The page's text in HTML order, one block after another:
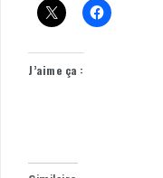
J’aime ça :